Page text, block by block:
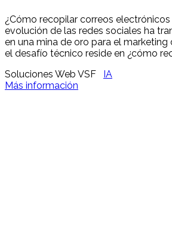
¿Cómo recopilar correos electrónicos
evolución de las redes sociales ha
en una mina de oro para el marketing
el desafío técnico reside en ¿cómo
Soluciones Web VSF
IA
Más información